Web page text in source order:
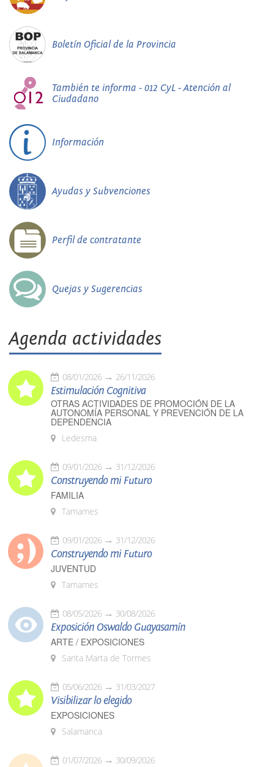
Boletín Oficial de la Provincia
También te informa - 012 CyL - Atención al
Ciudadano
Información
Ayudas y Subvenciones
Perfil de contratante
Quejas y Sugerencias
Agenda actividades
08/01/2026 26/11/2026
Estimulación Cognitiva
OTRAS ACTIVIDADES DE PROMOCIÓN DE LA
AUTONOMÍA PERSONAL Y PREVENCIÓN DE LA
DEPENDENCIA
Ledesma
09/01/2026 31/12/2026
Construyendo mi Futuro
FAMILIA
Tamames
09/01/2026 31/12/2026
Construyendo mi Futuro
JUVENTUD
Tamames
08/05/2026 30/08/2026
Exposición Oswaldo Guayasamín
ARTE / EXPOSICIONES
Santa Marta de Tormes
05/06/2026 31/03/2027
Visibilizar lo elegido
EXPOSICIONES
Salamanca
01/07/2026 30/09/2026